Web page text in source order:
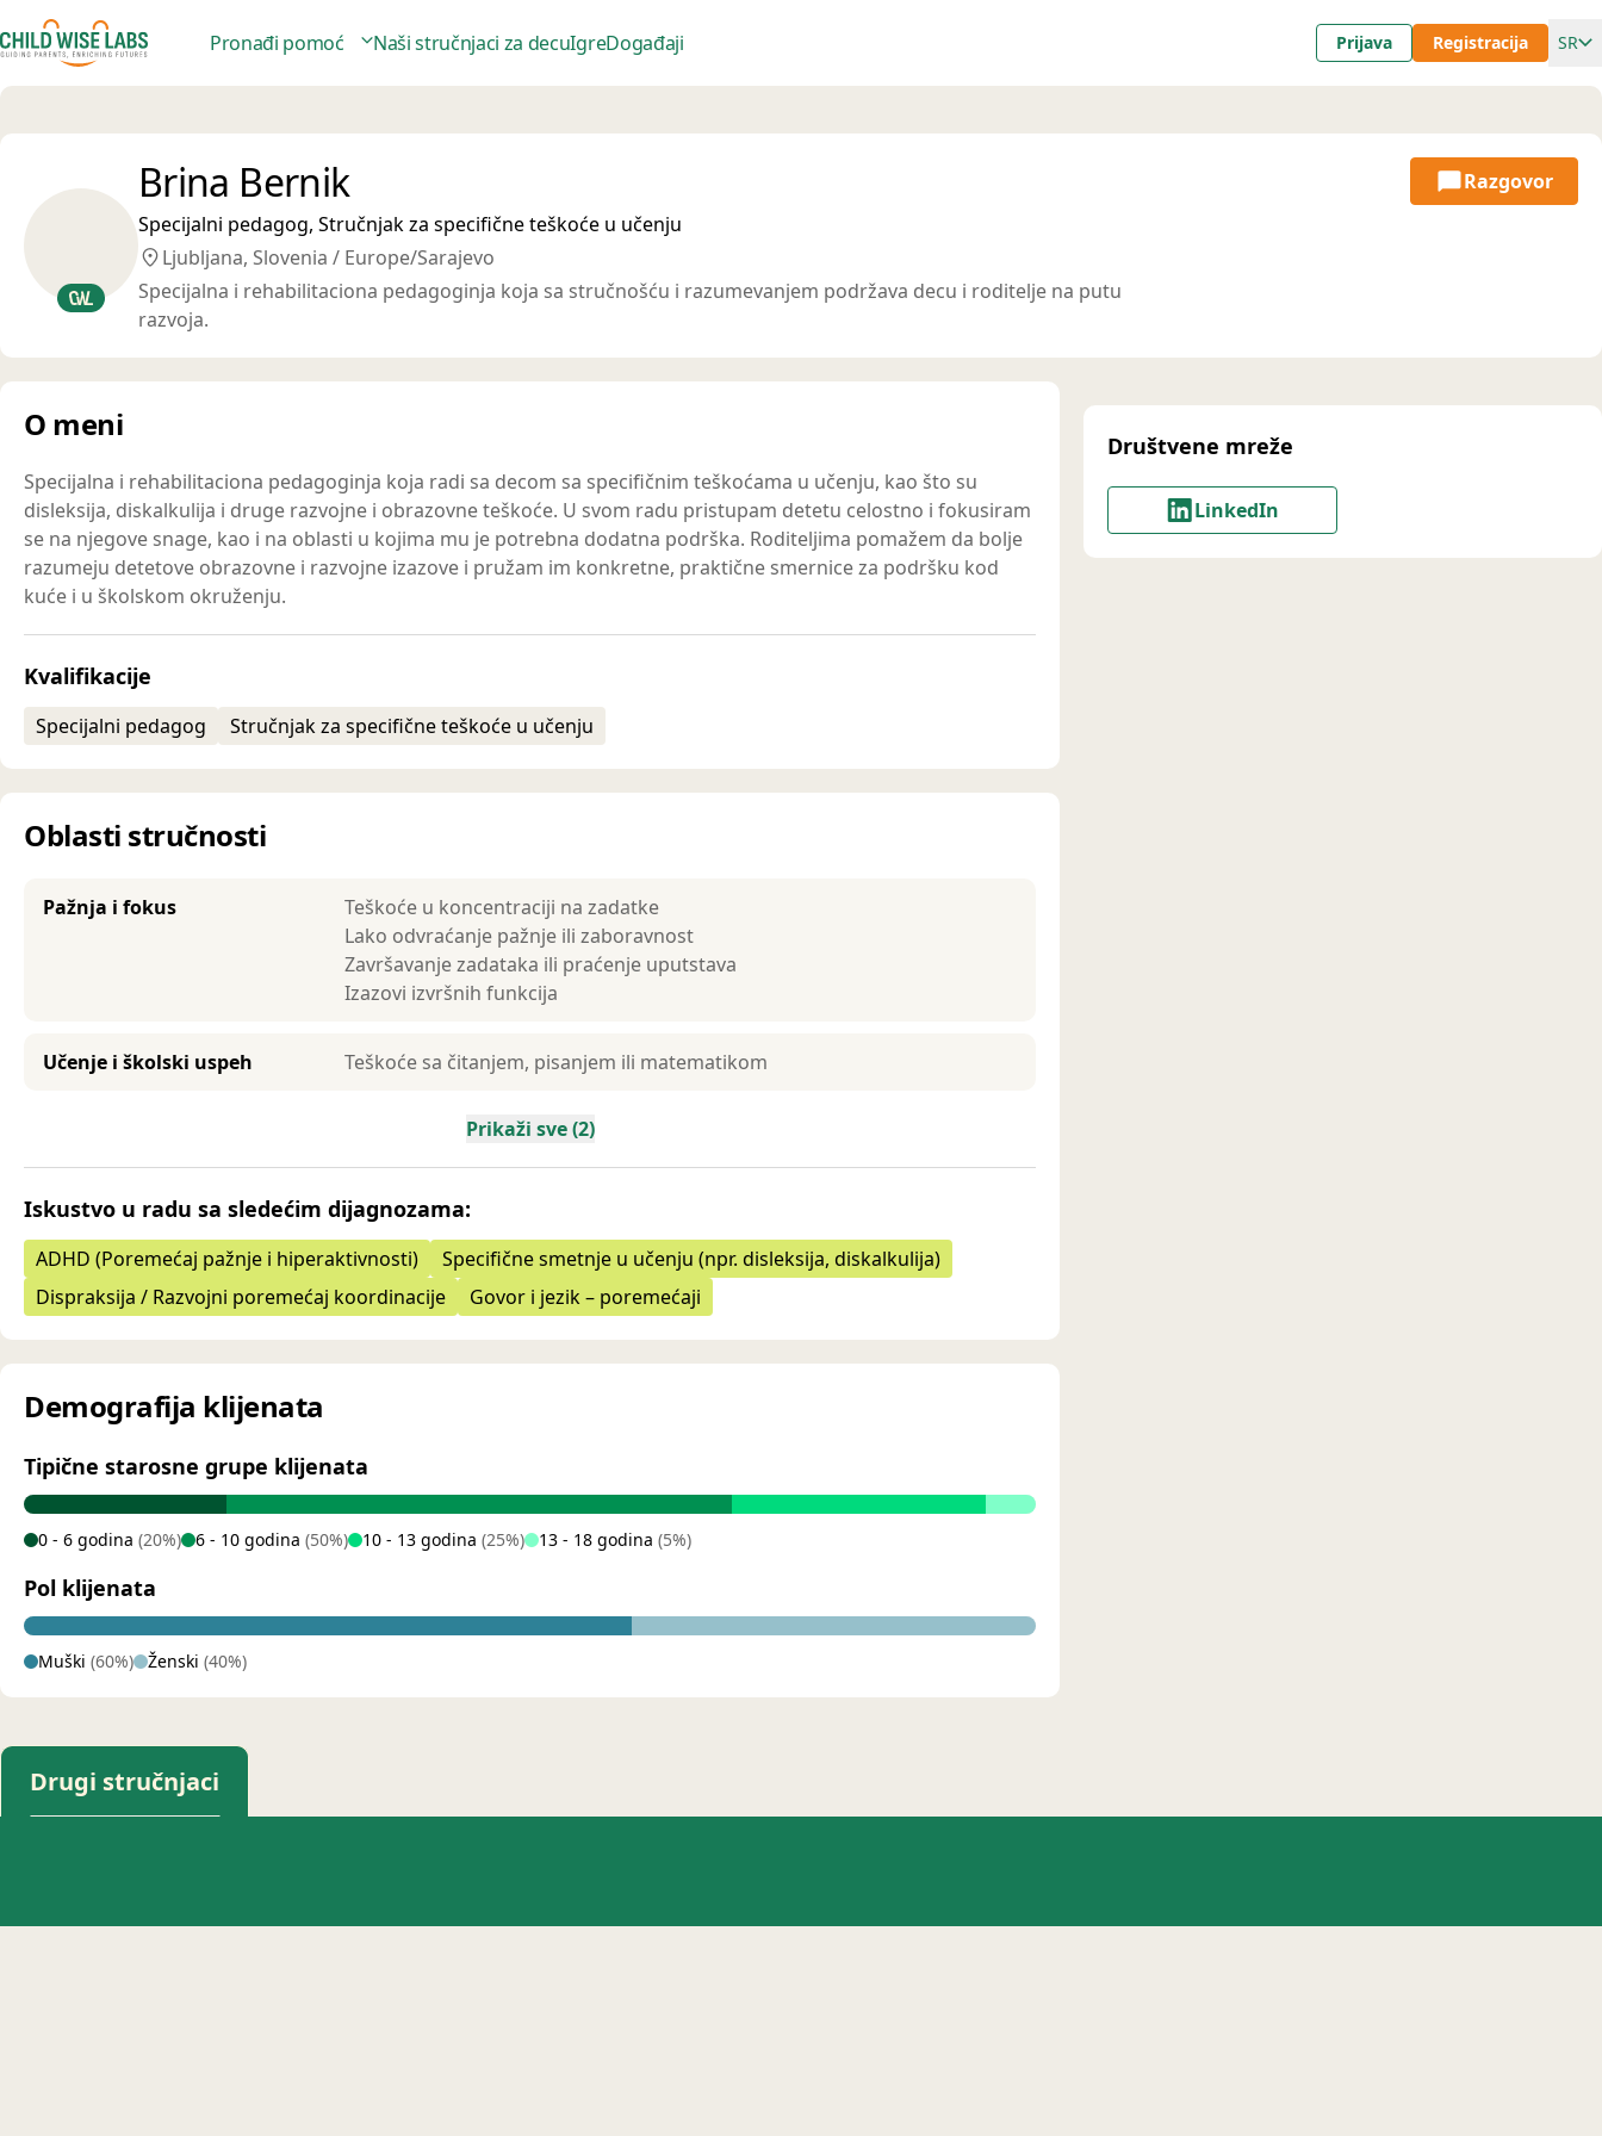
Pronađi pomoć Naši stručnjaci za decuIgreDogađaji Prijava Registracija SR
Brina Bernik
Specijalni pedagog, Stručnjak za specifične teškoće u učenju
Ljubljana, Slovenia / Europe/Sarajevo
Specijalna i rehabilitaciona pedagoginja koja sa stručnošću i razumevanjem podržava decu i roditelje na putu
razvoja.
Razgovor
O meni
Specijalna i rehabilitaciona pedagoginja koja radi sa decom sa specifičnim teškoćama u učenju, kao što su
disleksija, diskalkulija i druge razvojne i obrazovne teškoće. U svom radu pristupam detetu celostno i fokusiram
se na njegove snage, kao i na oblasti u kojima mu je potrebna dodatna podrška. Roditeljima pomažem da bolje
razumeju detetove obrazovne i razvojne izazove i pružam im konkretne, praktične smernice za podršku kod
kuće i u školskom okruženju.
Kvalifikacije
Specijalni pedagog Stručnjak za specifične teškoće u učenju
Oblasti stručnosti
Pažnja i fokus
Teškoće u koncentraciji na zadatke
Lako odvraćanje pažnje ili zaboravnost
Završavanje zadataka ili praćenje uputstava
Izazovi izvršnih funkcija
Učenje i školski uspeh Teškoće sa čitanjem, pisanjem ili matematikom
Prikaži sve (2)
Iskustvo u radu sa sledećim dijagnozama:
ADHD (Poremećaj pažnje i hiperaktivnosti)
Specifične smetnje u učenju (npr. disleksija, diskalkulija)
Dispraksija / Razvojni poremećaj koordinacije
Govor i jezik – poremećaji
Demografija klijenata
Tipične starosne grupe klijenata
0 - 6 godina (20%) 6 - 10 godina (50%) 10 - 13 godina (25%) 13 - 18 godina (5%)
Pol klijenata
Muški (60%) Ženski (40%)
Društvene mreže
LinkedIn
Drugi stručnjaci